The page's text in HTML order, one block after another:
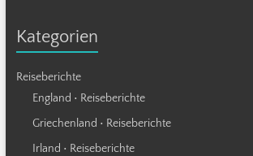
Kategorien
Reiseberichte
England • Reiseberichte
Griechenland • Reiseberichte
Irland • Reiseberichte